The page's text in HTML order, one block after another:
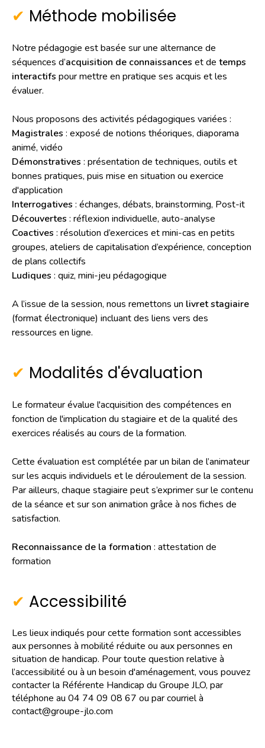
Méthode mobilisée
Notre pédagogie est basée sur une alternance de
séquences d’acquisition de connaissances et de temps
interactifs pour mettre en pratique ses acquis et les
évaluer.
Nous proposons des activités pédagogiques variées :
Magistrales : exposé de notions théoriques, diaporama
animé, vidéo
Démonstratives : présentation de techniques, outils et
bonnes pratiques, puis mise en situation ou exercice
d'application
Interrogatives : échanges, débats, brainstorming, Post-it
Découvertes : réflexion individuelle, auto-analyse
Coactives : résolution d’exercices et mini-cas en petits
groupes, ateliers de capitalisation d’expérience, conception
de plans collectifs
Ludiques : quiz, mini-jeu pédagogique
A l’issue de la session, nous remettons un livret stagiaire
(format électronique) incluant des liens vers des
ressources en ligne.
Modalités d'évaluation
Le formateur évalue l'acquisition des compétences en
fonction de l'implication du stagiaire et de la qualité des
exercices réalisés au cours de la formation.
Cette évaluation est complétée par un bilan de l’animateur
sur les acquis individuels et le déroulement de la session.
Par ailleurs, chaque stagiaire peut s’exprimer sur le contenu
de la séance et sur son animation grâce à nos fiches de
satisfaction.
Reconnaissance de la formation : attestation de
formation
Accessibilité
Les lieux indiqués pour cette formation sont accessibles
aux personnes à mobilité réduite ou aux personnes en
situation de handicap. Pour toute question relative à
l’accessibilité ou à un besoin d'aménagement, vous pouvez
contacter la Référente Handicap du Groupe JLO, par
téléphone au 04 74 09 08 67 ou par courriel à
contact@groupe-jlo.com